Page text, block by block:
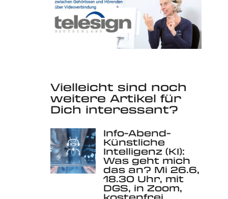
Vielleicht sind noch
weitere Artikel für
Dich interessant?
Info-Abend-
Künstliche
Intelligenz (KI):
Was geht mich
das an? Mi 26.6,
18.30 Uhr, mit
DGS, in Zoom,